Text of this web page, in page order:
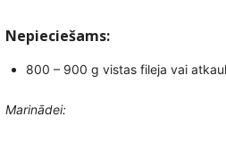
Nepieciešams:
800 – 900 g vistas fileja vai
Marinādei: